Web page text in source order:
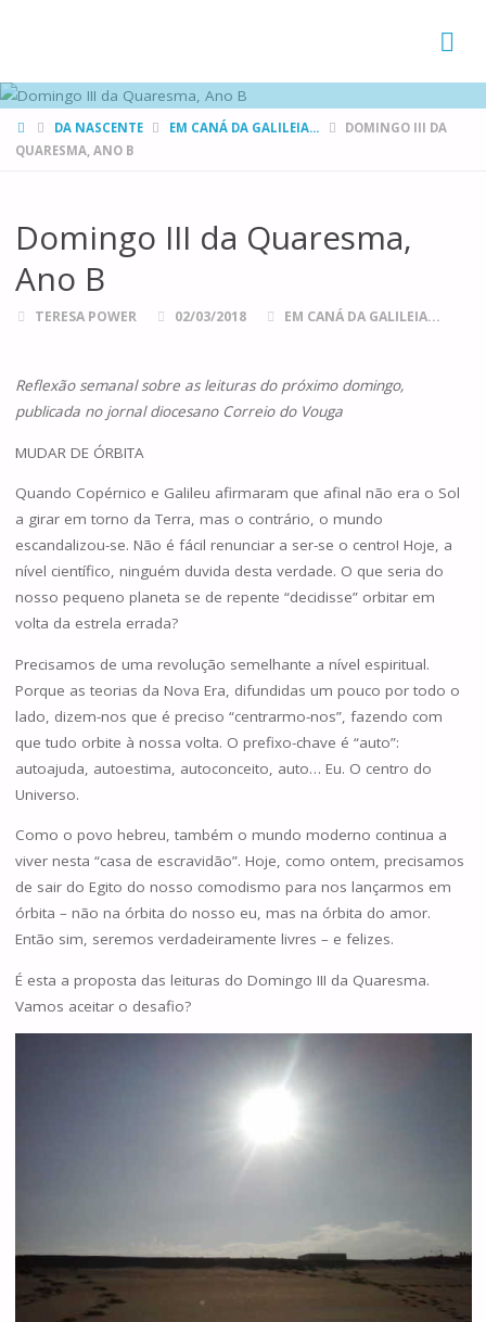
HOMEDA NASCENTE EM CANÁ DA GALILEIA...
DOMINGO III DA
QUARESMA, ANO B
Domingo III da Quaresma,
Ano B
TERESA POWER 02/03/2018 EM CANÁ DA GALILEIA...
Reflexão semanal sobre as leituras do próximo domingo,
publicada no jornal diocesano Correio do Vouga
MUDAR DE ÓRBITA
Quando Copérnico e Galileu afirmaram que afinal não era o Sol
a girar em torno da Terra, mas o contrário, o mundo
escandalizou-se. Não é fácil renunciar a ser-se o centro! Hoje, a
nível científico, ninguém duvida desta verdade. O que seria do
nosso pequeno planeta se de repente “decidisse” orbitar em
volta da estrela errada?
Precisamos de uma revolução semelhante a nível espiritual.
Porque as teorias da Nova Era, difundidas um pouco por todo o
lado, dizem-nos que é preciso “centrarmo-nos”, fazendo com
que tudo orbite à nossa volta. O prefixo-chave é “auto”:
autoajuda, autoestima, autoconceito, auto… Eu. O centro do
Universo.
Como o povo hebreu, também o mundo moderno continua a
viver nesta “casa de escravidão”. Hoje, como ontem, precisamos
de sair do Egito do nosso comodismo para nos lançarmos em
órbita – não na órbita do nosso eu, mas na órbita do amor.
Então sim, seremos verdadeiramente livres – e felizes.
É esta a proposta das leituras do Domingo III da Quaresma.
Vamos aceitar o desafio?